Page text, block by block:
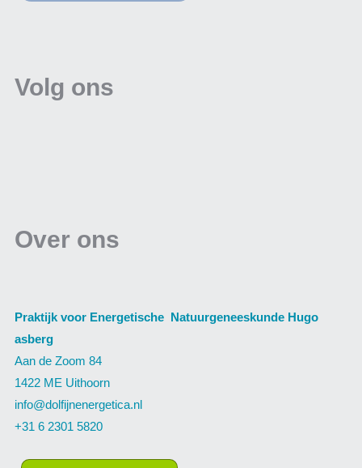
Volg ons
Over ons
Praktijk voor Energetische Natuurgeneeskunde Hugo
asberg
Aan de Zoom 84
1422 ME Uithoorn
info@dolfijnenergetica.nl
+31 6 2301 5820